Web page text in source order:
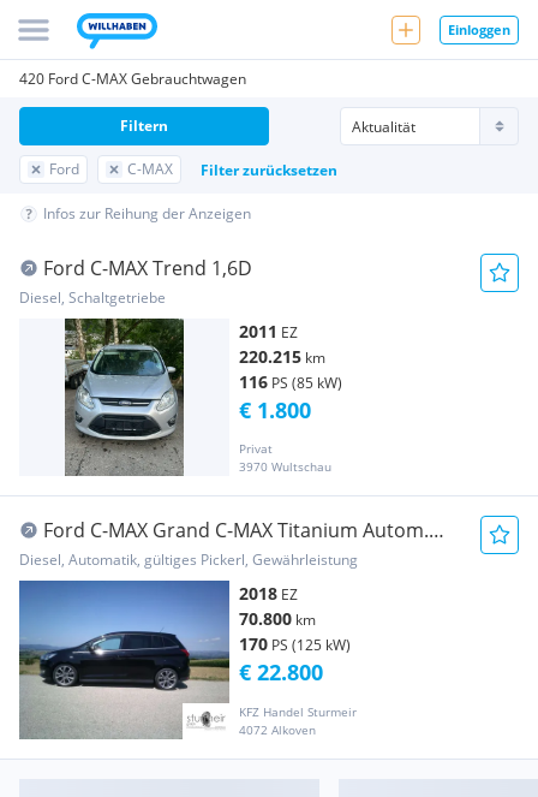
Einloggen
420 Ford C-MAX Gebrauchtwagen
Ford C-MAX Filter zurücksetzen
Filtern
Infos zur Reihung der Anzeigen
Ford C-MAX Trend 1,6D
Diesel, Schaltgetriebe
2011 EZ
220.215 km
116 PS (85 kW)
Privat
3970 Wultschau
€ 1.800
Ford C-MAX Grand C-MAX Titanium Autom.
wenig KM viele PS Service neu
Diesel, Automatik, gültiges Pickerl, Gewährleistung
2018 EZ
70.800 km
170 PS (125 kW)
KFZ Handel Sturmeir
4072 Alkoven
€ 22.800